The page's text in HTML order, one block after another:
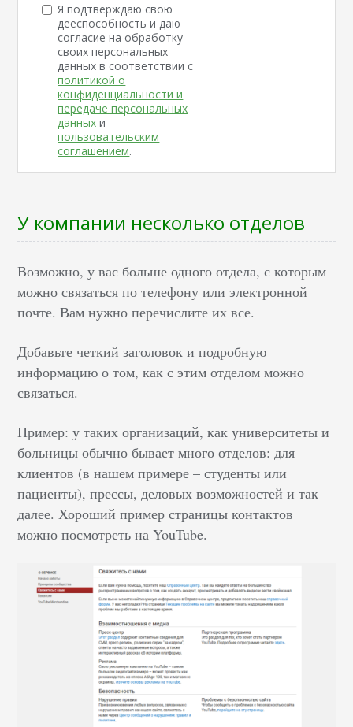
Я подтверждаю свою
дееспособность и даю
согласие на обработку
своих персональных
данных в соответствии с
политикой о
конфиденциальности и
передаче персональных
данных и
пользовательским
соглашением.
У компании несколько отделов
Возможно, у вас больше одного отдела, с которым
можно связаться по телефону или электронной
почте. Вам нужно перечислите их все.
Добавьте четкий заголовок и подробную
информацию о том, как с этим отделом можно
связаться.
Пример: у таких организаций, как университеты и
больницы обычно бывает много отделов: для
клиентов (в нашем примере – студенты или
пациенты), прессы, деловых возможностей и так
далее. Хороший пример страницы контактов
можно посмотреть на YouTube.